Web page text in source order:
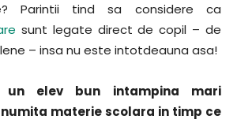
Parintii tind sa considere ca
sunt legate direct de copil – de
– insa nu este intotdeauna asa!
un elev bun intampina mari
materie scolara in timp ce